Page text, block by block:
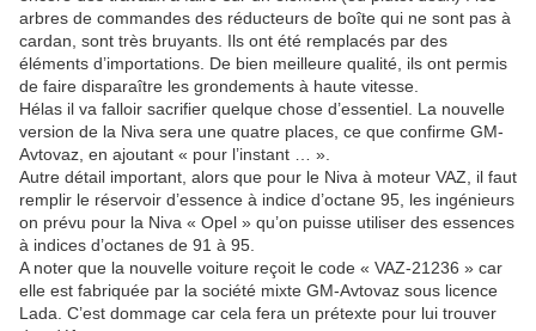
arbres de commandes des réducteurs de boîte qui ne sont pas à
cardan, sont très bruyants. Ils ont été remplacés par des
éléments d’importations. De bien meilleure qualité, ils ont permis
de faire disparaître les grondements à haute vitesse.
Hélas il va falloir sacrifier quelque chose d’essentiel. La nouvelle
version de la Niva sera une quatre places, ce que confirme GM-
Avtovaz, en ajoutant « pour l’instant … ».
Autre détail important, alors que pour le Niva à moteur VAZ, il faut
remplir le réservoir d’essence à indice d’octane 95, les ingénieurs
on prévu pour la Niva « Opel » qu’on puisse utiliser des essences
à indices d’octanes de 91 à 95.
A noter que la nouvelle voiture reçoit le code « VAZ-21236 » car
elle est fabriquée par la société mixte GM-Avtovaz sous licence
Lada. C’est dommage car cela fera un prétexte pour lui trouver